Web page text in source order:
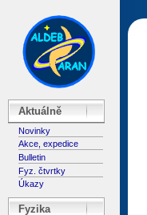
Aktuálně
Novinky
Akce, expedice
Bulletin
Fyz. čtvrtky
Úkazy
Fyzika